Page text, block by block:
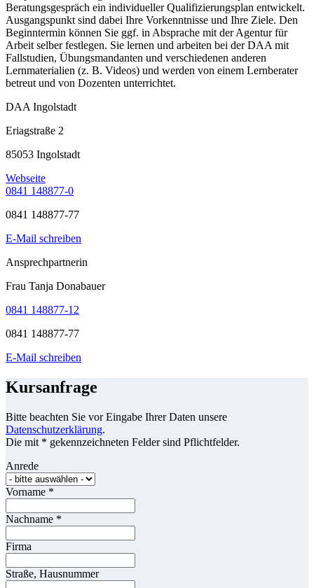
Beratungsgespräch ein individueller Qualifizierungsplan entwickelt.
Ausgangspunkt sind dabei Ihre Vorkenntnisse und Ihre Ziele. Den
Beginntermin können Sie ggf. in Absprache mit der Agentur für
Arbeit selber festlegen. Sie lernen und arbeiten bei der DAA mit
Fallstudien, Übungsmandanten und verschiedenen anderen
Lernmaterialien (z. B. Videos) und werden von einem Lernberater
betreut und von Dozenten unterrichtet.
DAA Ingolstadt
Eriagstraße 2
85053 Ingolstadt
Webseite
0841 148877-0
0841 148877-77
E-Mail schreiben
Ansprechpartnerin
Frau Tanja Donabauer
0841 148877-12
0841 148877-77
E-Mail schreiben
Kursanfrage
Bitte beachten Sie vor Eingabe Ihrer Daten unsere
Datenschutzerklärung.
Die mit * gekennzeichneten Felder sind Pflichtfelder.
Anrede
Vorname *
Nachname *
Firma
Straße, Hausnummer